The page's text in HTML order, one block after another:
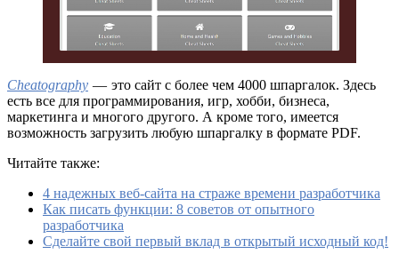
Cheatography — это сайт с более чем 4000 шпаргалок. Здесь
есть все для программирования, игр, хобби, бизнеса,
маркетинга и многого другого. А кроме того, имеется
возможность загрузить любую шпаргалку в формате PDF.
Читайте также:
4 надежных веб-сайта на страже времени разработчика
Как писать функции: 8 советов от опытного
разработчика
Сделайте свой первый вклад в открытый исходный код!